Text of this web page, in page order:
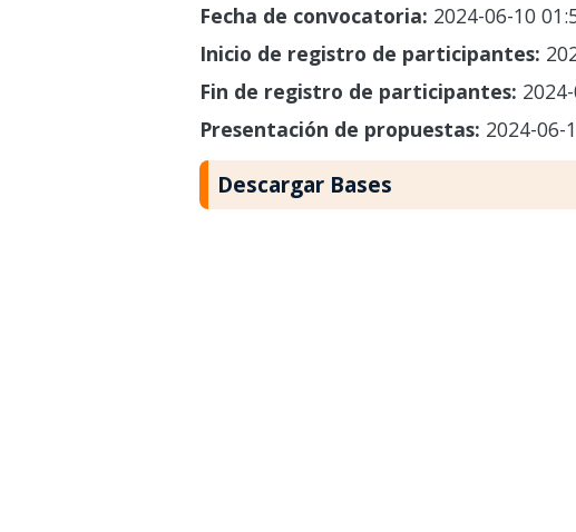
Fecha de convocatoria: 2024-06-10
Inicio de registro de participantes:
Fin de registro de participantes:
Presentación de propuestas: 2024-06-
Descargar Bases